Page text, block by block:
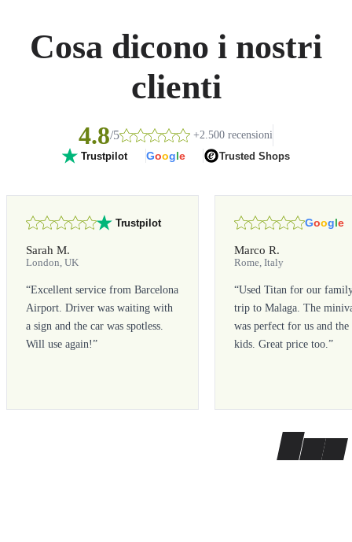
Cosa dicono i nostri
clienti
4.8/5 +2.500 recensioni
Trustpilot Google Trusted Shops
Trustpilot
Sarah M.
London, UK
“Excellent service from Barcelona
Airport. Driver was waiting with
a sign and the car was spotless.
Will use again!”
Google
Marco R.
Rome, Italy
“Used Titan for our
trip to Malaga. The
was perfect for us and the
kids. Great price too.”